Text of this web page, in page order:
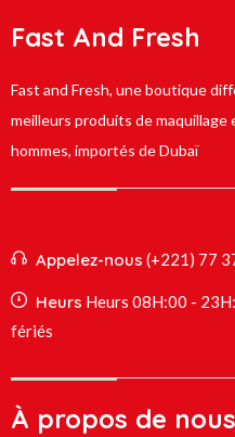
Fast And Fresh
Fast and Fresh, une boutique
meilleurs produits de
hommes, importés de Dubaï
Appelez-nous (+221) 77
Heurs Heurs 08H:00 -
fériés
À propos de nous